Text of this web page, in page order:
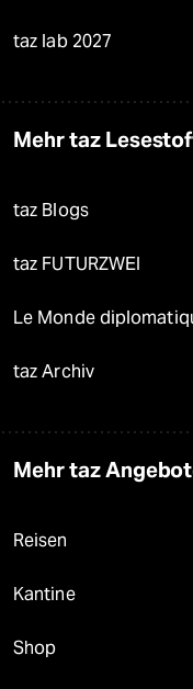
taz lab 2027
Mehr taz
taz Blogs
taz FUTURZWEI
Le Monde
taz Archiv
Mehr taz
Reisen
Kantine
Shop